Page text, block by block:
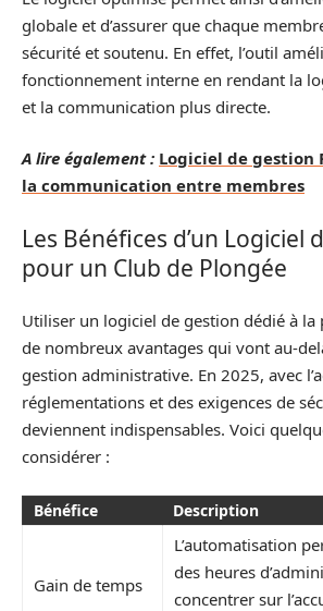
globale et d’assurer que chaque
sécurité et soutenu. En effet, l’outil
fonctionnement interne en rendant la
et la communication plus directe.
A lire également : Logiciel de gestion
la communication entre membres
Les Bénéfices d’un Logiciel
pour un Club de Plongée
Utiliser un logiciel de gestion dédié à la
de nombreux avantages qui vont au-
gestion administrative. En 2025, avec
réglementations et des exigences de
deviennent indispensables. Voici
considérer :
Bénéfice Description
Gain de temps
L’automatisation
des heures
concentrer sur